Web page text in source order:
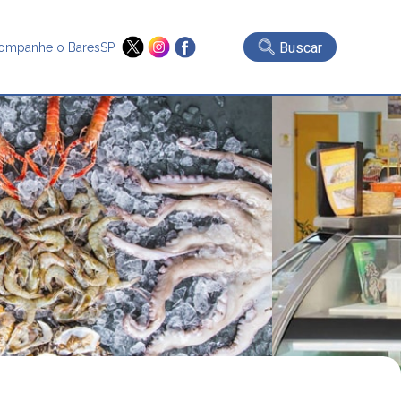
o BaresSP Buscar